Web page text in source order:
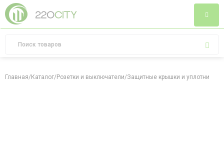
Главная/Каталог/Розетки и выключатели/Защитные крышки и уплотнители